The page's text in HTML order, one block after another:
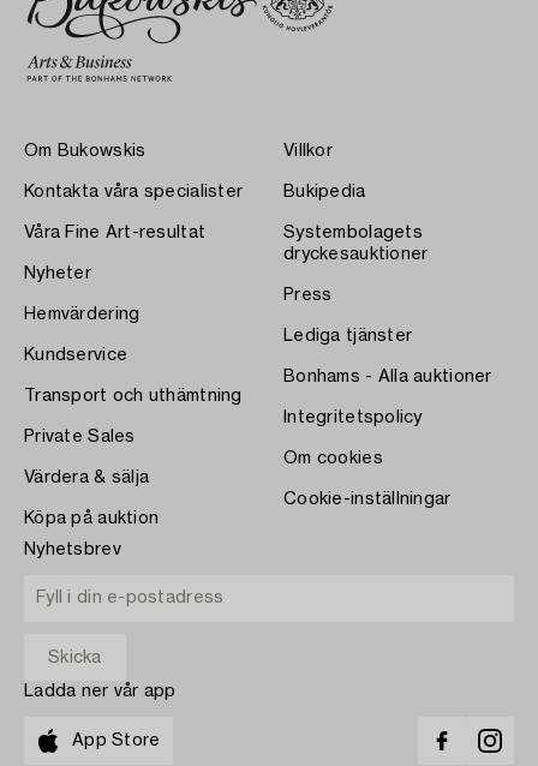
Om Bukowskis
Kontakta våra specialister
Våra Fine Art-resultat
Nyheter
Hemvärdering
Kundservice
Transport och uthämtning
Private Sales
Värdera & sälja
Köpa på auktion
Villkor
Bukipedia
Systembolagets
dryckesauktioner
Press
Lediga tjänster
Bonhams - Alla auktioner
Integritetspolicy
Om cookies
Cookie-inställningar
Nyhetsbrev
Ladda ner vår app
App Store